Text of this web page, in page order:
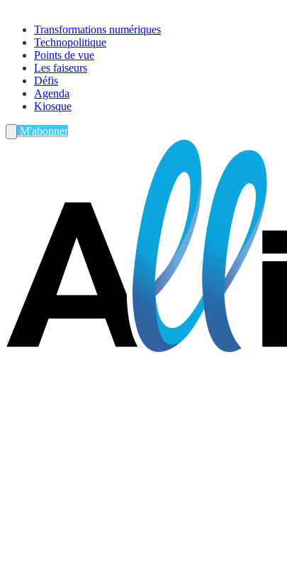
Transformations numériques
Technopolitique
Points de vue
Les faiseurs
Défis
Agenda
Kiosque
M'abonner